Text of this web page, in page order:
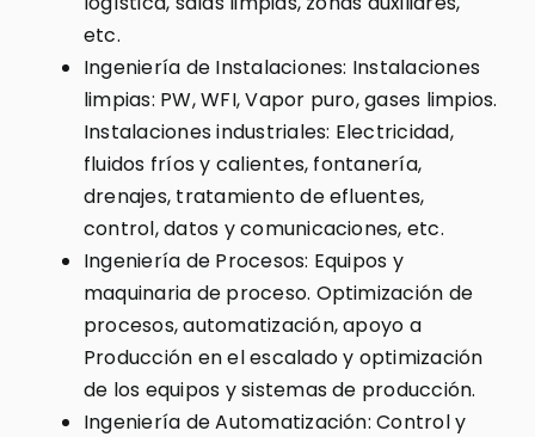
etc.
Ingeniería de Instalaciones: Instalaciones
limpias: PW, WFI, Vapor puro, gases limpios.
Instalaciones industriales: Electricidad,
fluidos fríos y calientes, fontanería,
drenajes, tratamiento de efluentes,
control, datos y comunicaciones, etc.
Ingeniería de Procesos: Equipos y
maquinaria de proceso. Optimización de
procesos, automatización, apoyo a
Producción en el escalado y optimización
de los equipos y sistemas de producción.
Ingeniería de Automatización: Control y